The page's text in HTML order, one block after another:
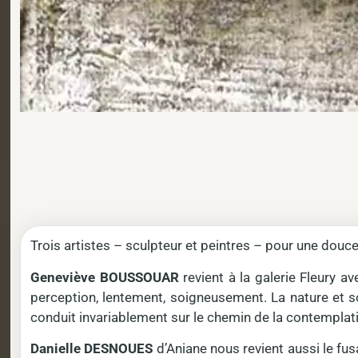
Trois artistes – sculpteur et peintres – pour une
Geneviève BOUSSOUAR revient à la galerie Fleury
perception, lentement, soigneusement. La nature et
conduit invariablement sur le chemin de la
Danielle DESNOUES d’Aniane nous revient aussi le